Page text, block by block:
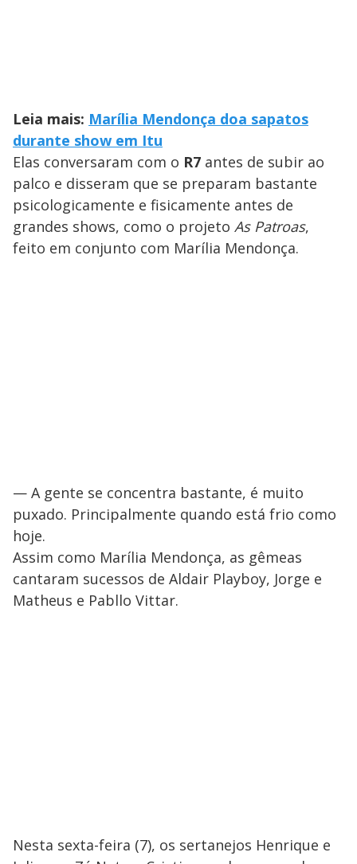
Leia mais: Marília Mendonça doa sapatos
durante show em Itu
Elas conversaram com o R7 antes de subir ao
palco e disseram que se preparam bastante
psicologicamente e fisicamente antes de
grandes shows, como o projeto As Patroas,
feito em conjunto com Marília Mendonça.
— A gente se concentra bastante, é muito
puxado. Principalmente quando está frio como
hoje.
Assim como Marília Mendonça, as gêmeas
cantaram sucessos de Aldair Playboy, Jorge e
Matheus e Pabllo Vittar.
Nesta sexta-feira (7), os sertanejos Henrique e